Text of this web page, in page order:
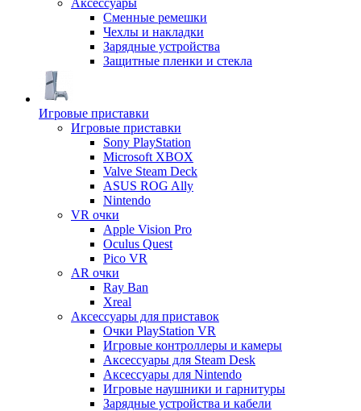
Аксессуары
Сменные ремешки
Чехлы и накладки
Зарядные устройства
Защитные пленки и стекла
Игровые приставки
Игровые приставки
Sony PlayStation
Microsoft XBOX
Valve Steam Deck
ASUS ROG Ally
Nintendo
VR очки
Apple Vision Pro
Oculus Quest
Pico VR
AR очки
Ray Ban
Xreal
Аксессуары для приставок
Очки PlayStation VR
Игровые контроллеры и камеры
Аксессуары для Steam Desk
Аксессуары для Nintendo
Игровые наушники и гарнитуры
Зарядные устройства и кабели